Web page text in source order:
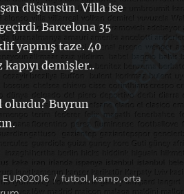
düşünsün. Villa ise
Barcelona 35
yapmış taze. 40
demişler..
olurdu? Buyrun
EURO2016 Etiketler
futbol, kamp, orta